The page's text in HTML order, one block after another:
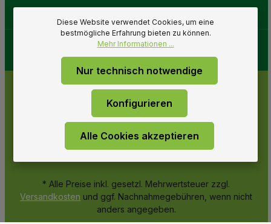
* Alle Preise inkl. gesetzl. Mehrwertsteuer zzgl.
Versandkosten und ggf. Nachnahmegebühren, wenn nicht
anders angegeben.
Diese Website verwendet Cookies, um eine
bestmögliche Erfahrung bieten zu können.
Mehr Informationen ...
Nur technisch notwendige
Konfigurieren
Alle Cookies akzeptieren